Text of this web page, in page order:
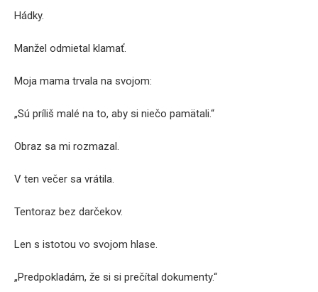
Hádky.
Manžel odmietal klamať.
Moja mama trvala na svojom:
„Sú príliš malé na to, aby si niečo pamätali.“
Obraz sa mi rozmazal.
V ten večer sa vrátila.
Tentoraz bez darčekov.
Len s istotou vo svojom hlase.
„Predpokladám, že si si prečítal dokumenty.“